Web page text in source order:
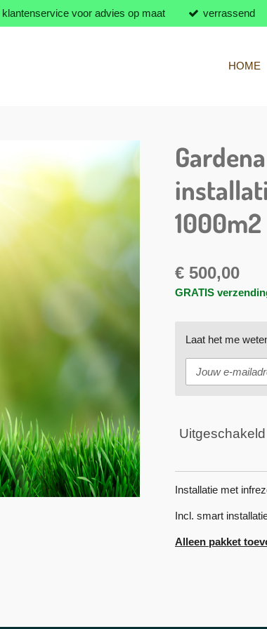
klantenservice voor advies op maat verrassend
HOME
1000m2
€ 500,00
GRATIS
Laat het me
Uitgeschakeld
Installatie met
Incl. smart
Alleen pakket